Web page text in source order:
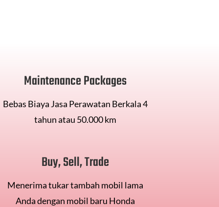
Maintenance Packages
Bebas Biaya Jasa Perawatan Berkala 4
tahun atau 50.000 km
Buy, Sell, Trade
Menerima tukar tambah mobil lama
Anda dengan mobil baru Honda